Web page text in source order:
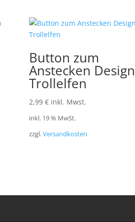
Button zum
Anstecken Design
Trollelfen
2,99€ inkl. Mwst.
inkl. 19 % MwSt.
zzgl.Versandkosten